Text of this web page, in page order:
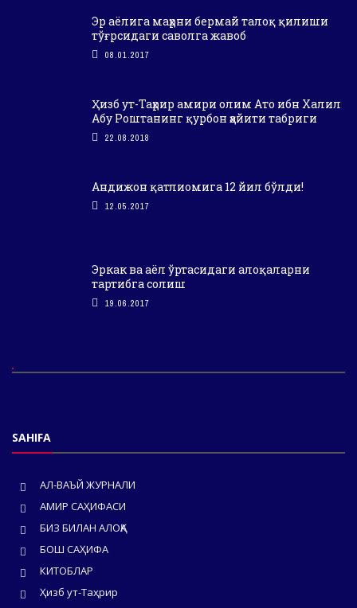
Эр аёлига маҳрни бермай талоқ қилиши
тўғрсидаги саволга жавоб
08.01.2017
Ҳизб ут-Таҳрир амири олим Ато ибн Халил
Абу Роштанинг қурбон ҳайити табриги
22.08.2018
Андижон қатлиомига 12 йил бўлди!
12.05.2017
Эркак ва аёл ўртасидаги алоқаларни
тартибга солиш
19.06.2017
SAHIFA
АЛ-ВАЪЙ ЖУРНАЛИ
АМИР САҲИФАСИ
БИЗ БИЛАН АЛОҚА
БОШ САҲИФА
КИТОБЛАР
Ҳизб ут-Таҳрир